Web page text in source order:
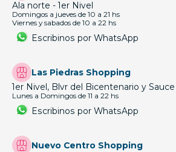
Ala norte - 1er Nivel
Domingos a jueves de 10 a 21 hs
Viernes y sabados de 10 a 22 hs
Escribinos por WhatsApp
Las Piedras Shopping
1er Nivel, Blvr del Bicentenario y Sauce
Lunes a Domingos de 11 a 22 hs
Escribinos por WhatsApp
Nuevo Centro Shopping